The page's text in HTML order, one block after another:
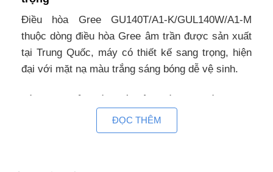
Điều hòa Gree GU140T/A1-K/GUL140W/A1-M
thuộc dòng điều hòa Gree âm trần được sản xuất
tại Trung Quốc, máy có thiết kế sang trọng, hiện
đại với mặt nạ màu trắng sáng bóng dễ vệ sinh.
Dàn lạnh của điều hòa âm trần 2 chiều Gree
GU140T/A1-K/GUL140W/A1-M có kích thước
840x840x290 mm, có thể lắp đặt linh hoạt, không
ĐỌC THÊM